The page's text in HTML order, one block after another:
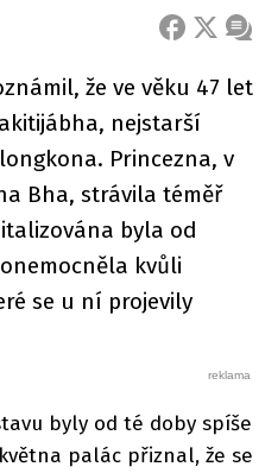
FACEBOOK
X
že ve věku 47 let
nejstarší
Princezna, v
Bha, strávila téměř
byla od
kvůli
se u ní projevily
byly od té doby spíše
palác přiznal, že se